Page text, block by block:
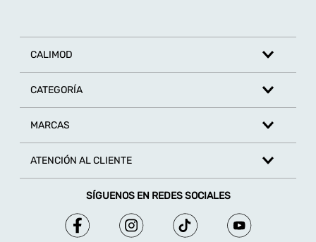
CALIMOD
CATEGORÍA
MARCAS
ATENCIÓN AL CLIENTE
SÍGUENOS EN REDES SOCIALES